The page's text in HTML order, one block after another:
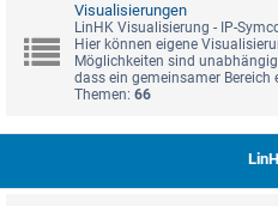
Visualisierungen
LinHK Visualisierung - IP-
Hier können eigene
Möglichkeiten sind
dass ein gemeinsamer Bereich
Themen: 66